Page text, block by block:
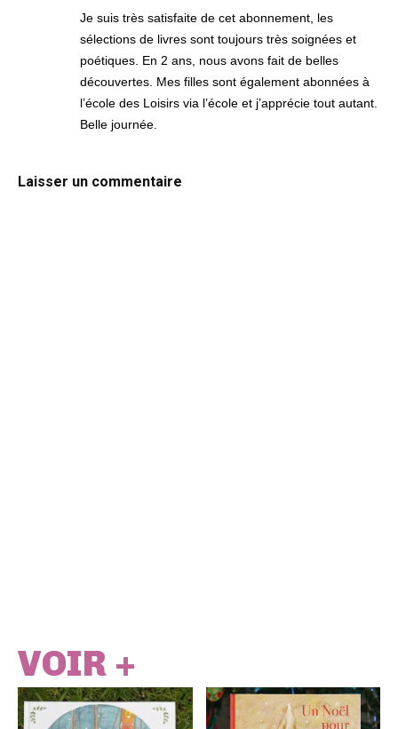
Je suis très satisfaite de cet abonnement, les
sélections de livres sont toujours très soignées et
poétiques. En 2 ans, nous avons fait de belles
découvertes. Mes filles sont également abonnées à
l’école des Loisirs via l’école et j’apprécie tout autant.
Belle journée.
Laisser un commentaire
VOIR +